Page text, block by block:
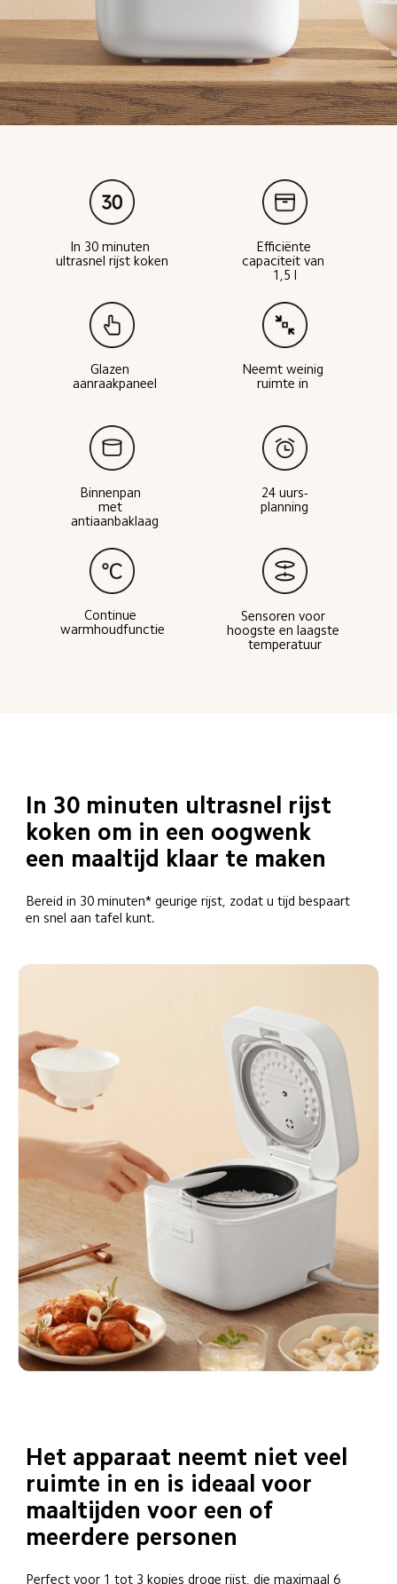
In 30 minuten
ultrasnel rijst koken
Efficiënte
capaciteit van
1,5 l
Glazen
aanraakpaneel
Neemt weinig
ruimte in
Binnenpan
met
antiaanbaklaag
24 uurs-
planning
Continue
warmhoudfunctie
Sensoren voor
hoogste en laagste
temperatuur
In 30 minuten ultrasnel rijst
koken om in een oogwenk
een maaltijd klaar te maken
Bereid in 30 minuten* geurige rijst, zodat u tijd bespaart
en snel aan tafel kunt.
Het apparaat neemt niet veel
ruimte in en is ideaal voor
maaltijden voor een of
meerdere personen
Perfect voor 1 tot 3 kopjes droge rijst, die maximaal 6